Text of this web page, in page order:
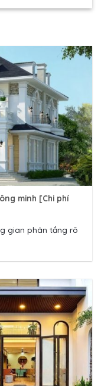
minh [Chi phí
gian phân tầng rõ